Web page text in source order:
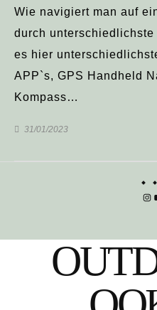
Wie navigiert man auf
durch
es hier
APP`s, GPS Handheld
Kompass…
31/01/2023